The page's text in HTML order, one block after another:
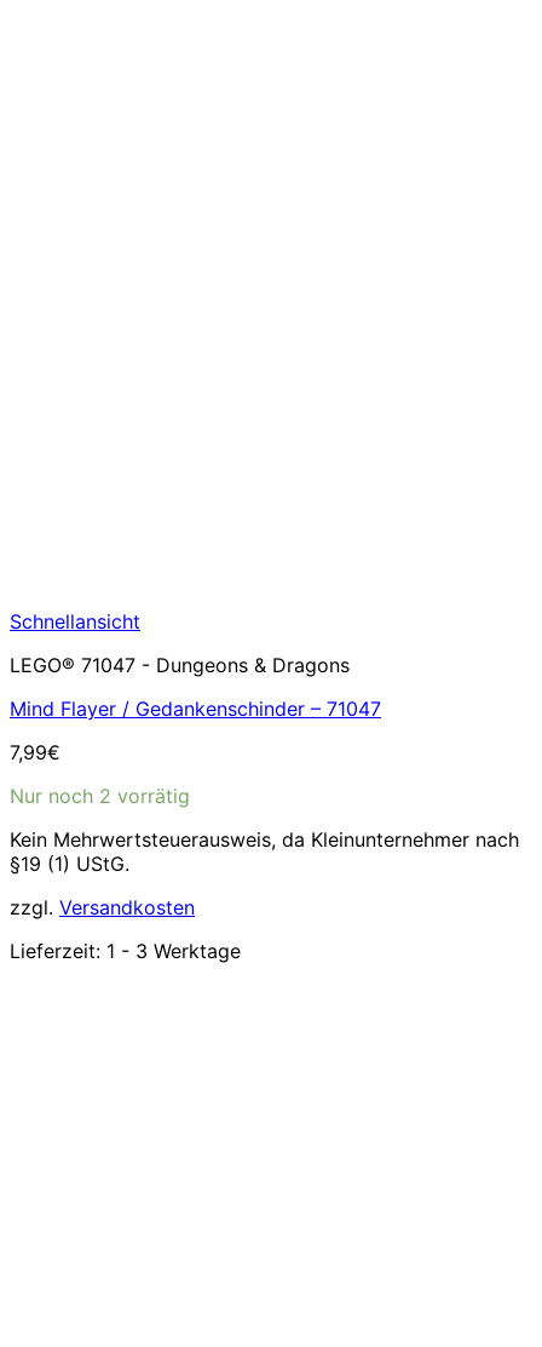
Schnellansicht
LEGO® 71047 - Dungeons & Dragons
Mind Flayer / Gedankenschinder – 71047
7,99€
Nur noch 2 vorrätig
Kein Mehrwertsteuerausweis, da Kleinunternehmer nach
§19 (1) UStG.
zzgl. Versandkosten
Lieferzeit: 1 - 3 Werktage